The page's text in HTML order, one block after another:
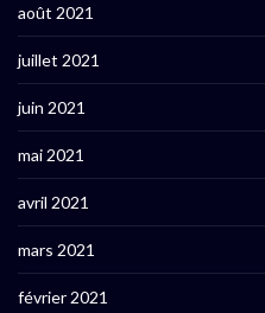
août 2021
juillet 2021
juin 2021
mai 2021
avril 2021
mars 2021
février 2021